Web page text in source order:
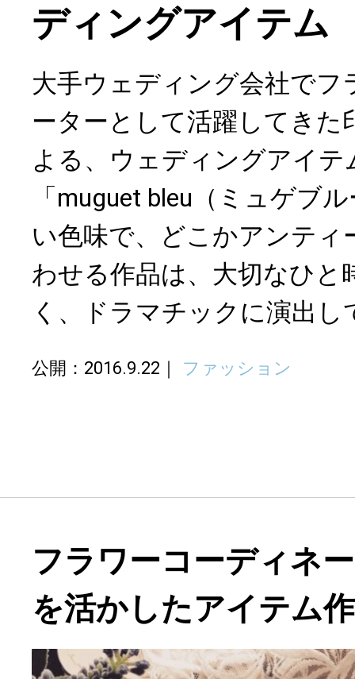
ディングアイテム
大手ウェディング会社でフ
ーターとして活躍してきた
よる、ウェディングアイテ
「muguet bleu（ミュゲブ
い色味で、どこかアンティ
わせる作品は、大切なひと
く、ドラマチックに演出し
公開：2016.9.22 ファッション
フラワーコーディネ
を活かしたアイテム